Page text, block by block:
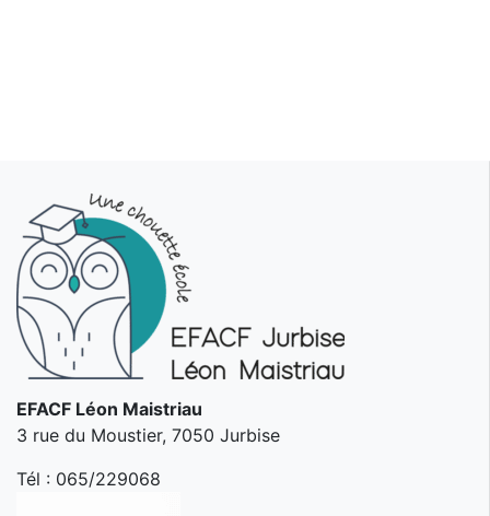
EFACF Léon Maistriau
3 rue du Moustier, 7050 Jurbise
Tél : 065/229068